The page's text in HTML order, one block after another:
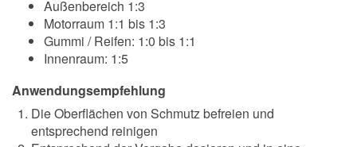
Außenbereich 1:3
Motorraum 1:1 bis 1:3
Gummi / Reifen: 1:0 bis 1:1
Innenraum: 1:5
Anwendungsempfehlung
Die Oberflächen von Schmutz befreien und
entsprechend reinigen